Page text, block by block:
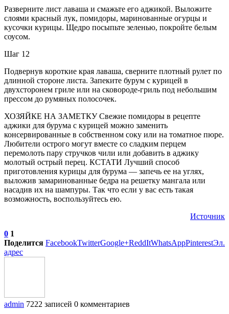
Разверните лист лаваша и смажьте его аджикой. Выложите
слоями красный лук, помидоры, маринованные огурцы и
кусочки курицы. Щедро посыпьте зеленью, покройте белым
соусом.
Шаг 12
Подвернув короткие края лаваша, сверните плотный рулет по
длинной стороне листа. Запеките бурум с курицей в
двухсторонем гриле или на сковороде-гриль под небольшим
прессом до румяных полосочек.
ХОЗЯЙКЕ НА ЗАМЕТКУ Свежие помидоры в рецепте
аджики для бурума с курицей можно заменить
консервированные в собственном соку или на томатное пюре.
Любители острого могут вместе со сладким перцем
перемолоть пару стручков чили или добавить в аджику
молотый острый перец. КСТАТИ Лучший способ
приготовления курицы для бурума — запечь ее на углях,
выложив замаринованные бедра на решетку мангала или
насадив их на шампуры. Так что если у вас есть такая
возможность, воспользуйтесь ею.
Источник
0 1
Поделится FacebookTwitterGoogle+ReddItWhatsAppPinterestЭл.
адрес
admin 7222 записей 0 комментариев